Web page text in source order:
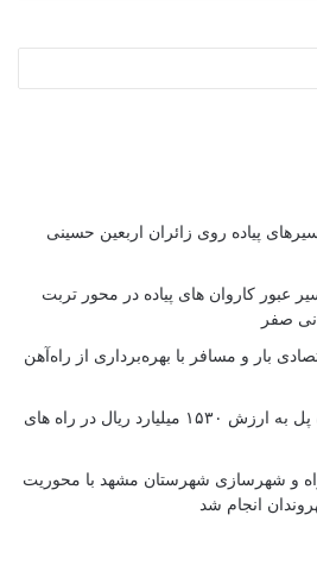
پیاده روی زائران اربعین حسینی
عبور کاروان های پیاده در محور تربت
صفر
بار و مسافر با بهره‌برداری از راه‌آهن
احداث و مرمت ۱۶ دستگاه پل به ارزش ۱۵۳۰ میلیارد ریال در راه های
و شهرسازی شهرستان مشهد با محوریت
انجام شد